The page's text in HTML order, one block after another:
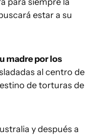
estar a su
madre por los
al centro de
de torturas de
y después a